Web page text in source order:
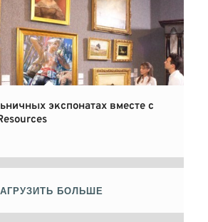
экспонатах вместе с
БОЛЬШЕ